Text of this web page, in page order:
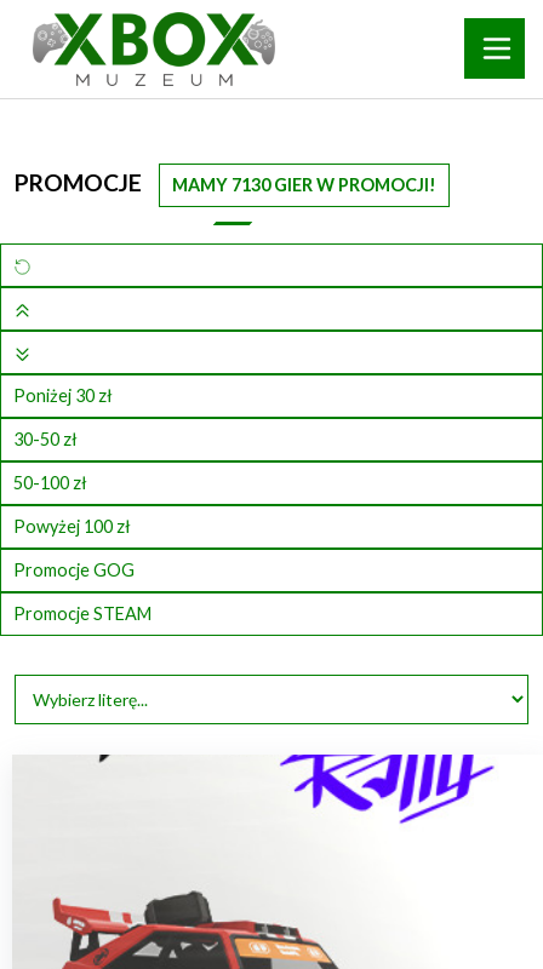
PROMOCJE MAMY 7130 GIER W PROMOCJI!
Poniżej 30 zł
30-50 zł
50-100 zł
Powyżej 100 zł
Promocje GOG
Promocje STEAM